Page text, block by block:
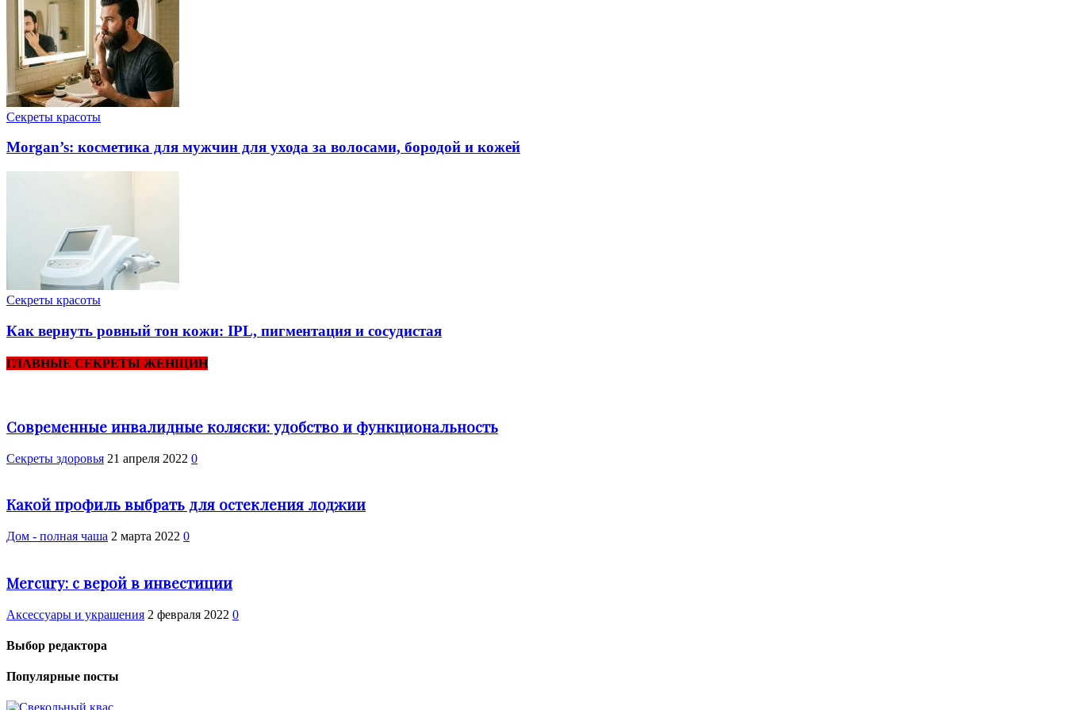
Секреты красоты
Morgan’s: косметика для мужчин для ухода за волосами, бородой и кожей
Секреты красоты
Как вернуть ровный тон кожи: IPL, пигментация и сосудистая
ГЛАВНЫЕ СЕКРЕТЫ ЖЕНЩИН
Современные инвалидные коляски: удобство и функциональность
Cекреты здоровья 21 апреля 2022 0
Какой профиль выбрать для остекления лоджии
Дом - полная чаша 2 марта 2022 0
Mercury: с верой в инвестиции
Аксессуары и украшения 2 февраля 2022 0
Выбор редактора
Популярные посты